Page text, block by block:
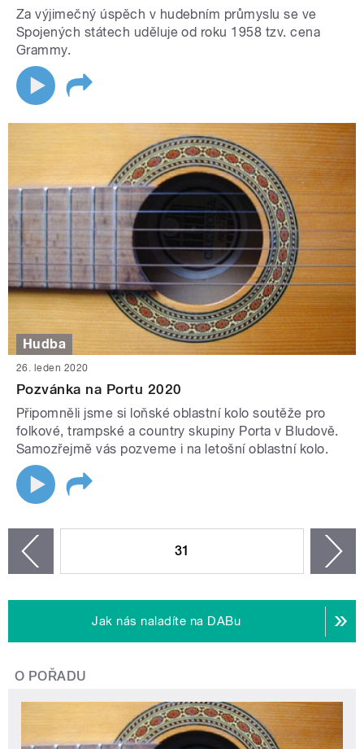
Za výjimečný úspěch v hudebním průmyslu se ve
Spojených státech uděluje od roku 1958 tzv. cena
Grammy.
Hudba
26. leden 2020
Pozvánka na Portu 2020
Připomněli jsme si loňské oblastní kolo soutěže pro
folkové, trampské a country skupiny Porta v Bludově.
Samozřejmě vás pozveme i na letošní oblastní kolo.
31
Jak nás naladíte na DABu
O POŘADU